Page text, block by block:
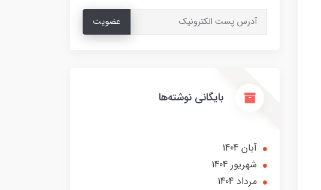
عضویت
بایگانی نوشته‌ها
آبان 1404
شهریور 1404
مرداد 1404